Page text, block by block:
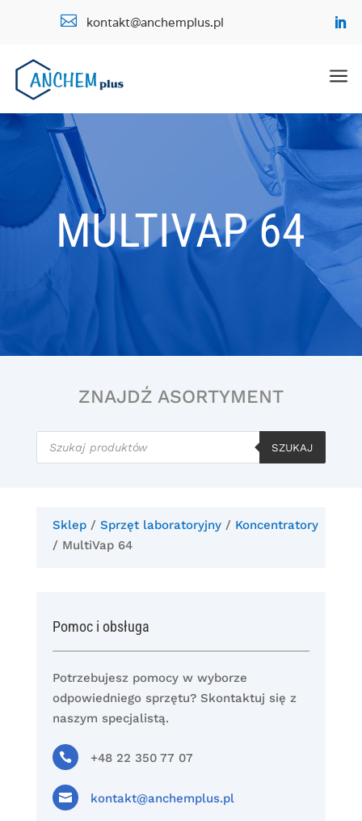
 kontakt@anchemplus.pl
a
MULTIVAP 64
ZNAJDŹ ASORTYMENT
Wyszukiwarka
produktów
SZUKAJ
Sklep/ Sprzęt laboratoryjny/ Koncentratory
/ MultiVap 64
Pomoc i obsługa
Potrzebujesz pomocy w wyborze
odpowiedniego sprzętu? Skontaktuj się z
naszym specjalistą.
 +48 22 350 77 07
 kontakt@anchemplus.pl